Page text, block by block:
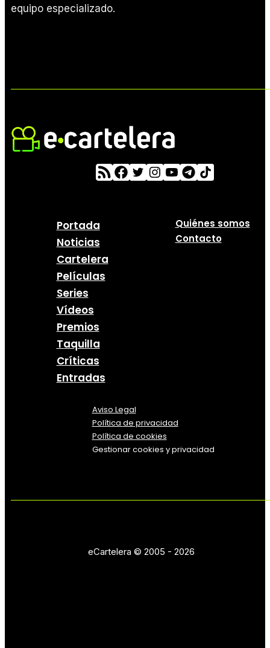
equipo especializado.
Portada
Noticias
Cartelera
Películas
Series
Vídeos
Premios
Taquilla
Críticas
Entradas
Quiénes somos
Contacto
Aviso Legal
Política de privacidad
Política de cookies
Gestionar cookies y privacidad
eCartelera © 2005 - 2026